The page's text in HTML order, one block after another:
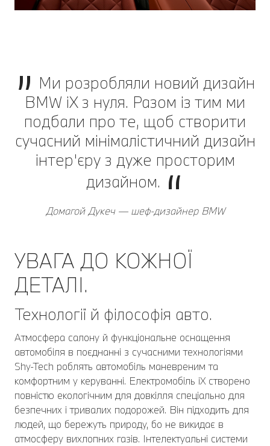
Ми розробляли новий дизайн
BMW iX з нуля. Разом із тим ми
подбали про те, щоб створити
сучасний мінімалістичний дизайн
інтер'єру з дуже просторим
дизайном.
Домагой Дукеч — шеф-дизайнер BMW
УВАГА ДО КОЖНОЇ
ДЕТАЛІ.
Технології й філософія авто.
Атмосфера салону й функціональне оснащення
автомобіля в поєднанні з сучасними технологіями
Shy-Tech роблять автомобіль маневреним та
комфортним у керуванні. Електромобіль iX створено
повністю екологічним для довкілля спеціально для
безпечних і тривалих подорожей. Він підходить для
людей, що бережуть природу, бо не викидає в
атмосферу вихлопних газів. Інтелектуальні системи